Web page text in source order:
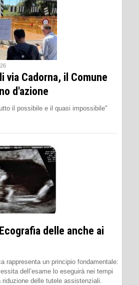
via Cadorna, il Comune
d'azione
il possibile e il quasi impossibile"
delle anche ai
rappresenta un principio fondamentale:
dell’esame lo eseguirà nei tempi
delle tutele assistenziali.